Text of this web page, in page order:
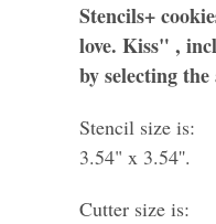
Stencils+
love. Kiss" ,
by selecting
Stencil size is:
3.54" x 3.54''.
Cutter size is: